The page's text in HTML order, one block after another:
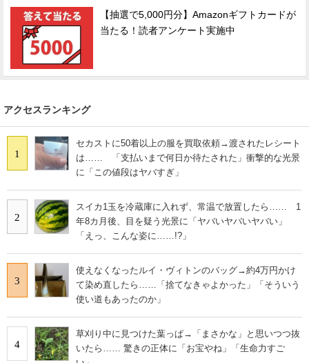
【抽選で5,000円分】Amazonギフトカードが
当たる！読者アンケート実施中
アクセスランキング
1
セカストに50着以上の服を買取依頼→渡されたレシート
は…… 「支払いまで何日か待たされた」衝撃的な光景
に「この値段はヤバすぎ」
2
スイカ1玉を冷蔵庫に入れず、常温で放置したら…… 1
年8カ月後、目を疑う光景に「ヤバいヤバいヤバい」
「えっ、こんな姿に……!?」
3
使えなくなったルイ・ヴィトンのバッグ→約4万円かけ
て染め直したら……「捨てなきゃよかった」「そういう
使い道もあったのか」
4
草刈り中に見つけた葉っぱ→「まさかな」と思いつつ抜
いたら…… 驚きの正体に「お宝やね」「生命力すご